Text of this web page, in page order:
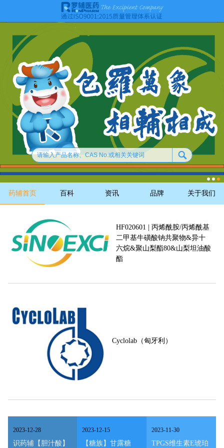
药辅首页 百科 资讯 品牌 关于我们
HF020601 | 丙烯酰胺/丙烯酰基
二甲基牛磺酸钠共聚物&异十
六烷&聚山梨酯80&山梨坦油酸
酯
Cyclolab（匈牙利）
识药辅【胆汁酸】
2023-12-28
【糖族】甘露糖
2023-12-15
TPGS维生素E琥珀
2023-11-30